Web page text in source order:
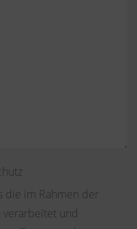
die im Rahmen der
verarbeitet und